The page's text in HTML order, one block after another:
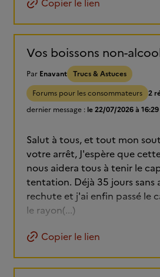
Copier le lien
Par Enavant Trucs & Astuces
Forums pour les consommateurs 2
dernier message : le 22/07/2026 à 16:29
Salut à tous, et tout mon
votre arrêt, J'espère que
nous aidera tous à tenir le
tentation. Déjà 35 jours sans
rechute et j'ai enfin passé le
le rayon(...)
Copier le lien